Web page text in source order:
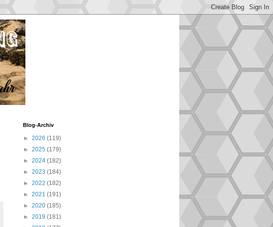
Blog-Archiv
► 2026 (119)
► 2025 (179)
► 2024 (182)
► 2023 (184)
► 2022 (182)
► 2021 (191)
► 2020 (185)
► 2019 (181)